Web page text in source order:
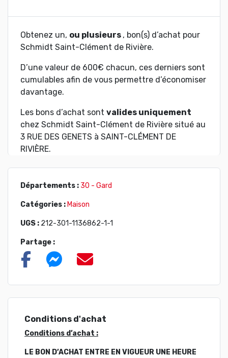
Obtenez un, ou plusieurs , bon(s) d’achat pour
Schmidt Saint-Clément de Rivière.
D’une valeur de 600€ chacun, ces derniers sont
cumulables afin de vous permettre d’économiser
davantage.
Les bons d’achat sont valides uniquement
chez Schmidt Saint-Clément de Rivière situé au
3 RUE DES GENETS à SAINT-CLÉMENT DE
RIVIÈRE.
Départements : 30 - Gard
Catégories : Maison
UGS : 212-301-1136862-1-1
Partage :
Conditions d'achat
Conditions d’achat :
LE BON D’ACHAT ENTRE EN VIGUEUR UNE HEURE